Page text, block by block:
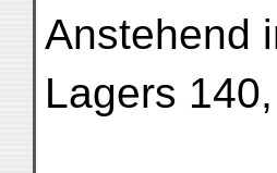
Anstehend
Lagers